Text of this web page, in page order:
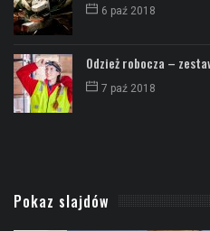
6 paź 2018
Odzież robocza –
7 paź 2018
Pokaz slajdów